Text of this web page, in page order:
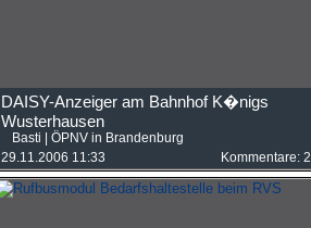
DAISY-Anzeiger am Bahnhof K�nigs
Wusterhausen
Basti
ÖPNV in Brandenburg
29.11.2006 11:33
Kommentare: 2